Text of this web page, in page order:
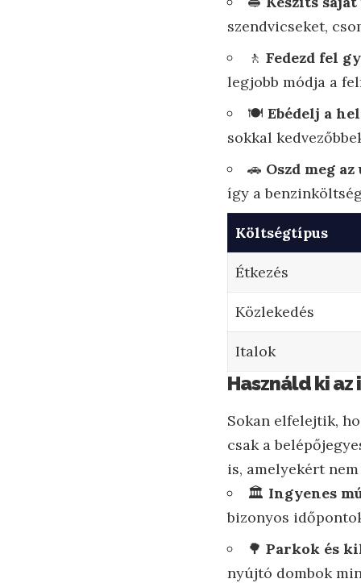
szendvicseket,
🚶 Fedezd fel
legjobb módja a
🍽️ Ebédelj a
sokkal
🚗 Oszd meg
így a
Költségtípus
Étkezés
Közlekedés
Italok
Használd ki
Sokan elfelejtik,
csak a
is, amelyekért
🏛️ Ingyenes
bizonyos
🌳 Parkok és
nyújtó dombok